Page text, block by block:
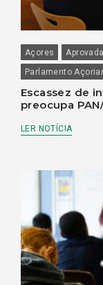
Açores
Parlamento
Escassez de
preocupa
LER NOTÍCIA